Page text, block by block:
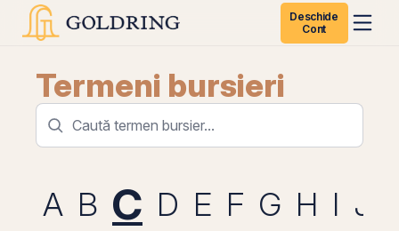
Deschide
Cont
Termeni bursieri
A B C D E F G H I J